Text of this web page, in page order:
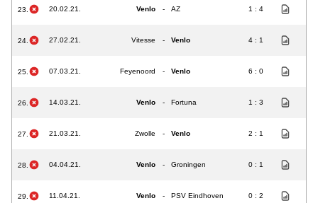
23. 20.02.21. Venlo - AZ 1 : 4
24. 27.02.21. Vitesse - Venlo 4 : 1
25. 07.03.21. Feyenoord - Venlo 6 : 0
26. 14.03.21. Venlo - Fortuna 1 : 3
27. 21.03.21. Zwolle - Venlo 2 : 1
28. 04.04.21. Venlo - Groningen 0 : 1
29. 11.04.21. Venlo - PSV Eindhoven 0 : 2